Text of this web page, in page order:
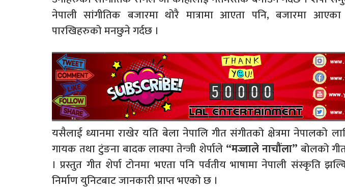
नेपाली सांगीतिक बजारमा थोरै मात्रामा आएता पनि, बजारमा
पारखिहरुको मनछुने गर्दछ ।
यसैलाई ध्यानमा राखेर यति बेला नेपालि गीत संगीतको क्षेत्रमा नेपालको
गायक तथा टुंङना बादक लाक्पा तेन्जी शेर्पाले “मज्जाले नाचौंला” बोलको
। प्रस्तुत गीत शेर्पा टोनमा भएता पनि पर्वतीय भाषामा नेपाली संस्कृति
निर्माण युनिटबाट जानकारी प्राप्त भएको छ ।